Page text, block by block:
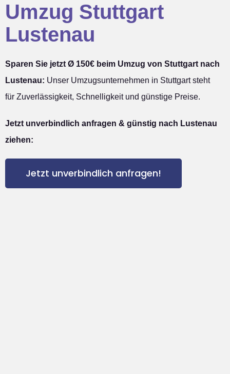
Umzug Stuttgart
Lustenau
Sparen Sie jetzt Ø 150€ beim Umzug von Stuttgart nach
Lustenau: Unser Umzugsunternehmen in Stuttgart steht
für Zuverlässigkeit, Schnelligkeit und günstige Preise.
Jetzt unverbindlich anfragen & günstig nach Lustenau
ziehen:
Jetzt unverbindlich anfragen!